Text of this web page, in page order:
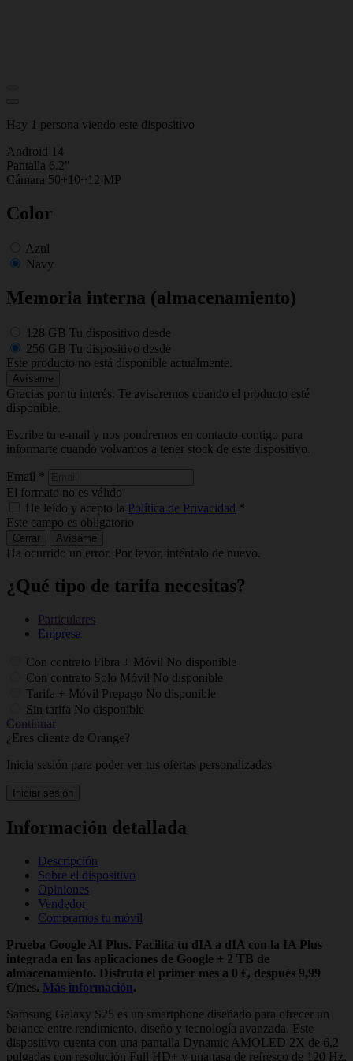
Hay 1 persona viendo este dispositivo
Android 14
Pantalla 6.2"
Cámara 50+10+12 MP
Color
Azul
Navy
Memoria interna (almacenamiento)
128 GB Tu dispositivo desde
256 GB Tu dispositivo desde
Este producto no está disponible actualmente.
Avísame
Gracias por tu interés. Te avisaremos cuando el producto esté
disponible.
Escribe tu e-mail y nos pondremos en contacto contigo para
informarte cuando volvamos a tener stock de este dispositivo.
Email *
El formato no es válido
He leído y acepto la Política de Privacidad *
Este campo es obligatorio
Cerrar Avísame
Ha ocurrido un error. Por favor, inténtalo de nuevo.
¿Qué tipo de tarifa necesitas?
Particulares
Empresa
Con contrato Fibra + Móvil No disponible
Con contrato Solo Móvil No disponible
Tarifa + Móvil Prepago No disponible
Sin tarifa No disponible
Continuar
¿Eres cliente de Orange?
Inicia sesión para poder ver tus ofertas personalizadas
Iniciar sesión
Información detallada
Descripción
Sobre el dispositivo
Opiniones
Vendedor
Compramos tu móvil
Prueba Google AI Plus. Facilita tu dIA a dIA con la IA Plus
integrada en las aplicaciones de Google + 2 TB de
almacenamiento. Disfruta el primer mes a 0 €, después 9,99
€/mes. Más información.
Samsung Galaxy S25 es un smartphone diseñado para ofrecer un
balance entre rendimiento, diseño y tecnología avanzada. Este
dispositivo cuenta con una pantalla Dynamic AMOLED 2X de 6,2
pulgadas con resolución Full HD+ y una tasa de refresco de 120 Hz,